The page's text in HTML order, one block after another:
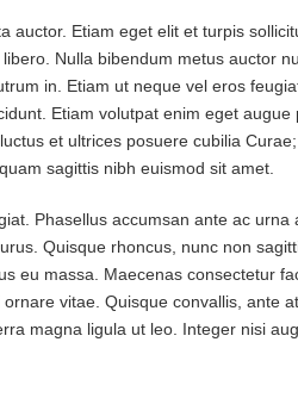
auctor. Etiam eget elit et turpis
Nulla bibendum metus auctor
in. Etiam ut neque vel eros
Etiam volutpat enim eget
et ultrices posuere cubilia
sagittis nibh euismod sit amet.
Phasellus accumsan ante ac
Quisque rhoncus, nunc non
eu massa. Maecenas consectetur
vitae. Quisque convallis, ante
magna ligula ut leo. Integer nisi